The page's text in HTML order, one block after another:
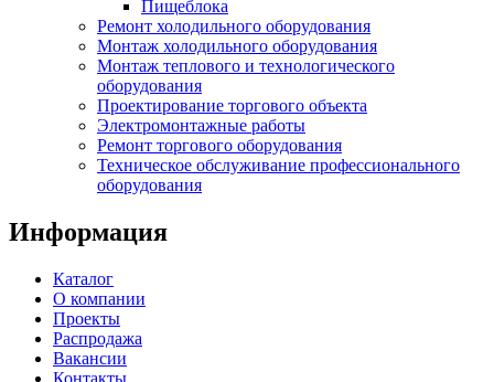
Пищеблока
Ремонт холодильного оборудования
Монтаж холодильного оборудования
Монтаж теплового и технологического
оборудования
Проектирование торгового объекта
Электромонтажные работы
Ремонт торгового оборудования
Техническое обслуживание профессионального
оборудования
Информация
Каталог
О компании
Проекты
Распродажа
Вакансии
Контакты